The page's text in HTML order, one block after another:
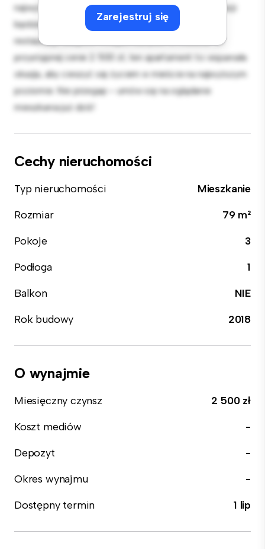
Zarejestruj się
najwyższej jakości sprzęt. Dzięki doskonałej lokalizacji
będziesz zaledwie kilka kroków od najlepszych
restauracji, sklepów i miejsc rozrywki w mieście. W
przystępnej cenie 2 500 zł, ten apartament to wspaniała
okazja, aby cieszyć się życiem w mieście na najwyższym
poziomie. Nie przegap – umów się na oglądanie
mieszkania już dziś!
Cechy nieruchomości
Typ nieruchomości
Mieszkanie
Rozmiar
79 m²
Pokoje
3
Podłoga
1
Balkon
NIE
Rok budowy
2018
O wynajmie
Miesięczny czynsz
2 500 zł
Koszt mediów
-
Depozyt
-
Okres wynajmu
-
Dostępny termin
1 lip